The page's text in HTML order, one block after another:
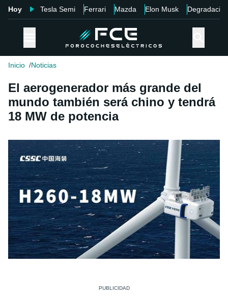
Hoy Tesla Semi Ferrari Mazda Elon Musk Degradación
Inicio Noticias
El aerogenerador más grande del
mundo también será chino y tendrá
18 MW de potencia